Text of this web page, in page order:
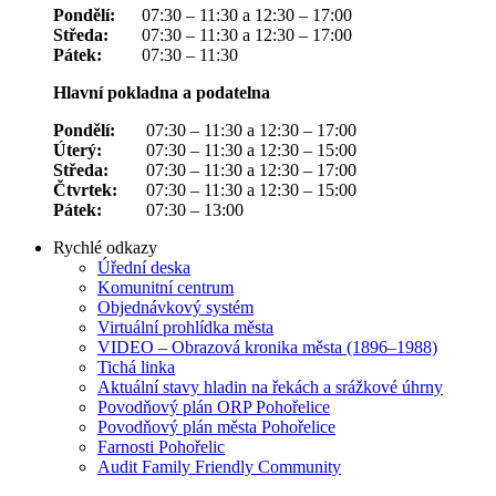
Pondělí:
07:30 – 11:30 a 12:30 – 17:00
Středa:
07:30 – 11:30 a 12:30 – 17:00
Pátek:
07:30 – 11:30
Hlavní pokladna a podatelna
Pondělí:
07:30 – 11:30 a 12:30 – 17:00
Úterý:
07:30 – 11:30 a 12:30 – 15:00
Středa:
07:30 – 11:30 a 12:30 – 17:00
Čtvrtek:
07:30 – 11:30 a 12:30 – 15:00
Pátek:
07:30 – 13:00
Rychlé odkazy
Úřední deska
Komunitní centrum
Objednávkový systém
Virtuální prohlídka města
VIDEO – Obrazová kronika města (1896–1988)
Tichá linka
Aktuální stavy hladin na řekách a srážkové úhrny
Povodňový plán ORP Pohořelice
Povodňový plán města Pohořelice
Farnosti Pohořelic
Audit Family Friendly Community